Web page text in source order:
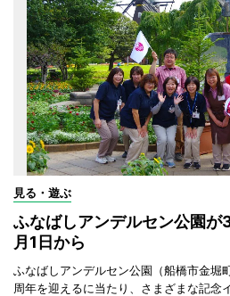
見る・遊ぶ
ふなばしアンデルセン公園
月1日から
ふなばしアンデルセン公園（船橋市金堀
周年を迎えるに当たり、さまざまな記念